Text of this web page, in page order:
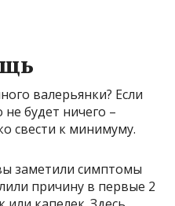
валерьянки? Если
будет ничего –
свести к минимуму.
заметили симптомы
причину в первые 2